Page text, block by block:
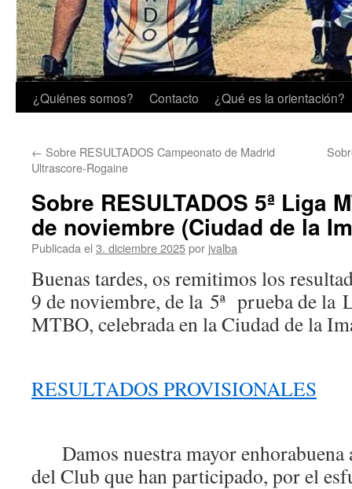
¿Quiénes somos? Contacto ¿Qué es la orientación?
← Sobre RESULTADOS Campeonato de Madrid
Ultrascore-Rogaine
Sobre RESULTADOS 5ª Liga
de noviembre (Ciudad de la
Publicada el 3. diciembre 2025por jvalba
Buenas tardes, os remitimos los
9 de noviembre, de la 5ª prueba de la
MTBO, celebrada en la Ciudad de la
RESULTADOS PROVISIONALES
Damos nuestra mayor enhorabuena
del Club que han participado, por el